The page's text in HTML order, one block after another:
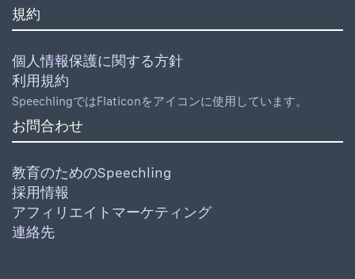
規約
個人情報保護に関する方針
利用規約
SpeechlingではFlaticonをアイコンに使用しています。
お問合わせ
教育のためのSpeechling
採用情報
アフィリエイトマーケティング
連絡先